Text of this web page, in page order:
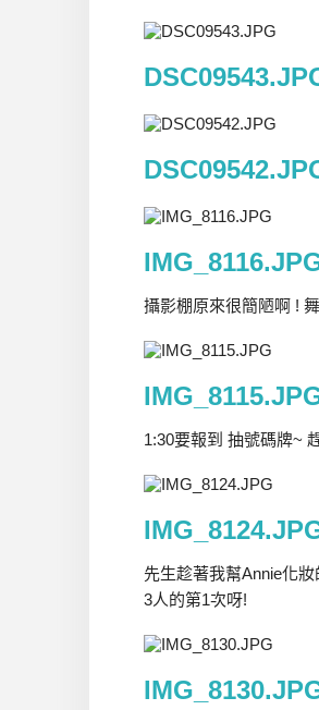
攝影棚原來很簡陋啊 !
1:30要報到 抽號碼牌~
先生趁著我幫Annie化
3人的第1次呀!